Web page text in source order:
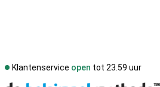
Klantenservice open tot 23.59 uur